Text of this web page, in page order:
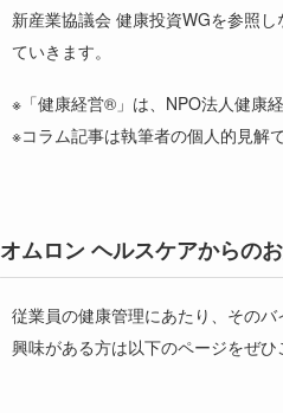
新産業協議会 健康投資WGを参照
ていきます。
※「健康経営® 」は、 NPO法人健康
※コラム記事は執筆者の個人的見解
オムロン ヘルスケアからの
従業員の健康管理にあたり、その
興味がある方は以下のページをぜひ